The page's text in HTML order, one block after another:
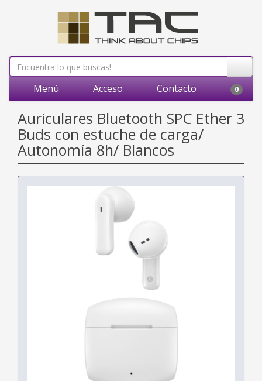
Menú Acceso Contacto 0
Auriculares Bluetooth SPC Ether 3
Buds con estuche de carga/
Autonomía 8h/ Blancos